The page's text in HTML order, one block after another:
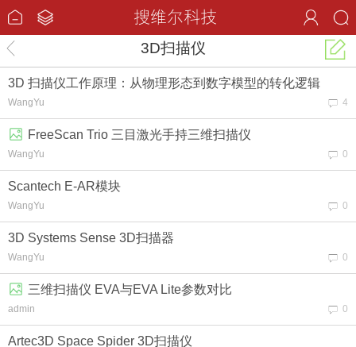
3D扫描仪
4
3D 扫描仪工作原理：从物理形态到数字模型的转化逻辑
WangYu
0
FreeScan Trio 三目激光手持三维扫描仪
WangYu
0
Scantech E-AR模块
WangYu
0
3D Systems Sense 3D扫描器
WangYu
0
三维扫描仪 EVA与EVA Lite参数对比
admin
Artec3D Space Spider 3D扫描仪